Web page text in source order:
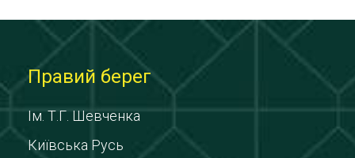
Правий берег
Ім. Т.Г. Шевченка
Київська Русь